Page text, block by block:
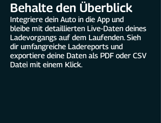
Behalte den Überblick
Integriere dein Auto in die App und
bleibe mit detaillierten Live-Daten deines
Ladevorgangs auf dem Laufenden. Sieh
dir umfangreiche Ladereports und
exportiere deine Daten als PDF oder CSV
Datei mit einem Klick.